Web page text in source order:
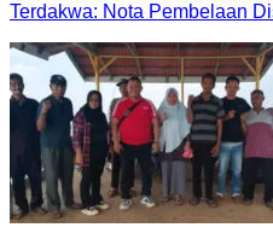
Terdakwa: Nota Pembelaan